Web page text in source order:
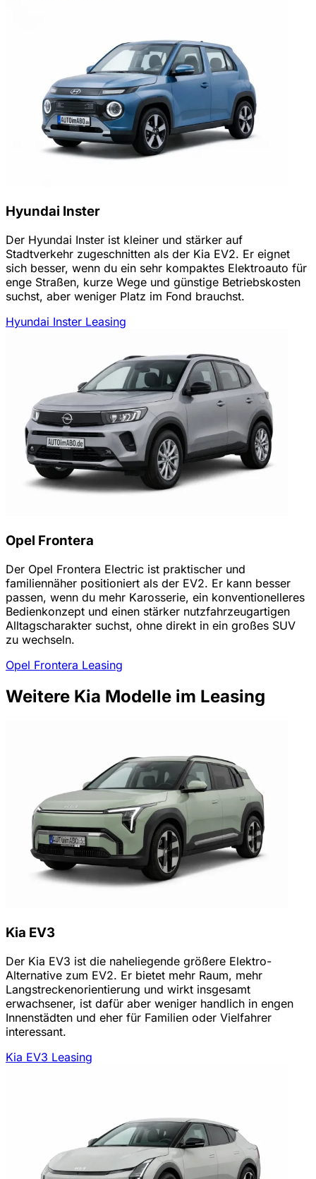
Hyundai Inster
Der Hyundai Inster ist kleiner und stärker auf
Stadtverkehr zugeschnitten als der Kia EV2. Er eignet
sich besser, wenn du ein sehr kompaktes Elektroauto für
enge Straßen, kurze Wege und günstige Betriebskosten
suchst, aber weniger Platz im Fond brauchst.
Hyundai Inster Leasing
Opel Frontera
Der Opel Frontera Electric ist praktischer und
familiennäher positioniert als der EV2. Er kann besser
passen, wenn du mehr Karosserie, ein konventionelleres
Bedienkonzept und einen stärker nutzfahrzeugartigen
Alltagscharakter suchst, ohne direkt in ein großes SUV
zu wechseln.
Opel Frontera Leasing
Weitere Kia Modelle im Leasing
Kia EV3
Der Kia EV3 ist die naheliegende größere Elektro-
Alternative zum EV2. Er bietet mehr Raum, mehr
Langstreckenorientierung und wirkt insgesamt
erwachsener, ist dafür aber weniger handlich in engen
Innenstädten und eher für Familien oder Vielfahrer
interessant.
Kia EV3 Leasing